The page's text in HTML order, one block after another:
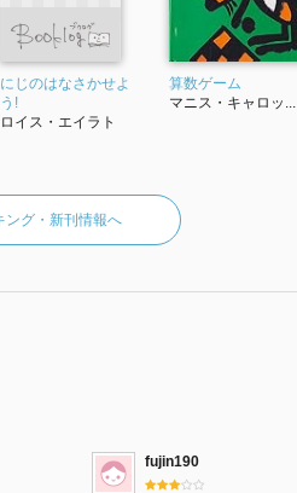
にじのはなさかせよ
う!
ロイス・エイラト
算数ゲーム
マニス・キャロッ...
ング・新刊情報へ
fujin190